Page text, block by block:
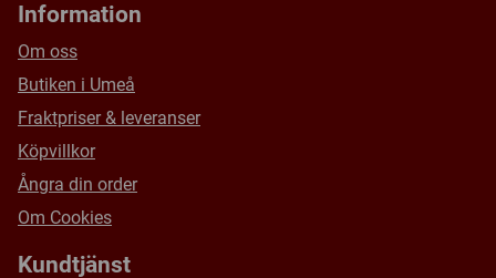
Information
Om oss
Butiken i Umeå
Fraktpriser & leveranser
Köpvillkor
Ångra din order
Om Cookies
Kundtjänst